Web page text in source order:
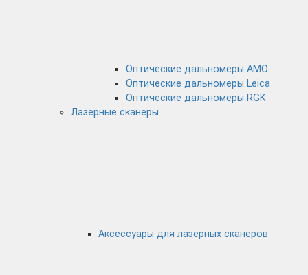
Оптические дальномеры AMO
Оптические дальномеры Leica
Оптические дальномеры RGK
Лазерные сканеры
Аксессуары для лазерных сканеров